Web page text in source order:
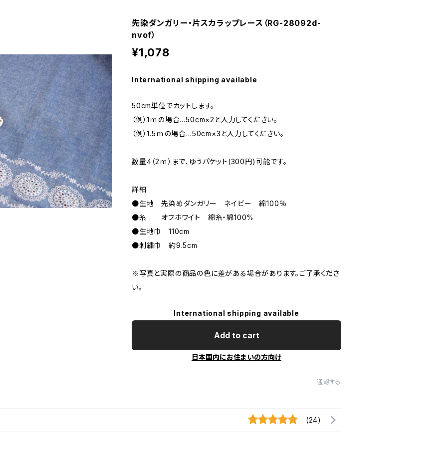
先染ダンガリー・片スカラップレース（RG-28092d-
nvof）
¥1,078
International shipping available
50cm単位でカットします。
（例）1ｍの場合…50cm×2と入力してください。
（例）1.5ｍの場合…50cm×3と入力してください。
数量4（2ｍ）まで、ゆうパケット(300円)可能です。
詳細
●生地 先染めダンガリー ネイビー 綿100％
●糸 オフホワイト 綿糸・綿100%
●生地巾 110cm
●刺繍巾 約9.5cm
※写真と実際の商品の色に差がある場合があります。ご了承くださ
い。
International shipping available
Add to cart
日本国内にお住まいの方向け
通報する
(24)